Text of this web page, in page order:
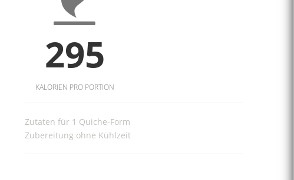
295
KALORIEN PRO PORTION
Zutaten für 1 Quiche-Form
Zubereitung ohne Kühlzeit